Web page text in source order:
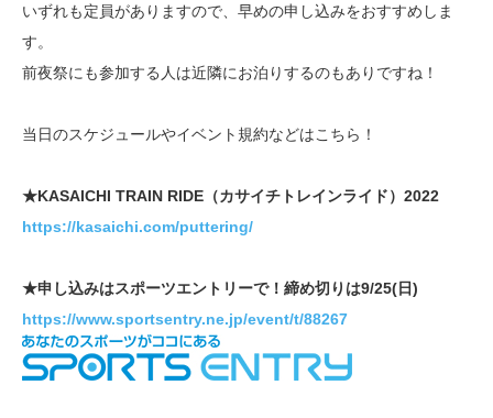
いずれも定員がありますので、早めの申し込みをおすすめしま
す。
前夜祭にも参加する人は近隣にお泊りするのもありですね！
当日のスケジュールやイベント規約などはこちら！
★KASAICHI TRAIN RIDE（カサイチトレインライド）2022
https://kasaichi.com/puttering/
★申し込みはスポーツエントリーで！締め切りは9/25(日)
https://www.sportsentry.ne.jp/event/t/88267